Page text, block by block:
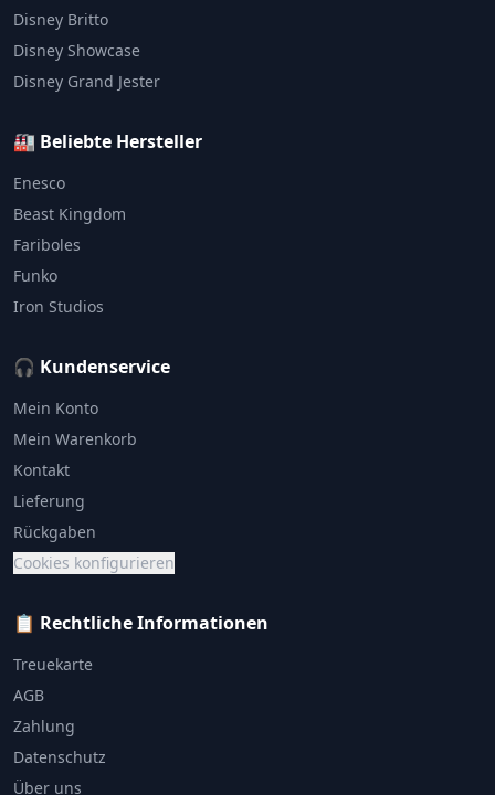
Disney Britto
Disney Showcase
Disney Grand Jester
🏭 Beliebte Hersteller
Enesco
Beast Kingdom
Fariboles
Funko
Iron Studios
🎧 Kundenservice
Mein Konto
Mein Warenkorb
Kontakt
Lieferung
Rückgaben
Cookies konfigurieren
📋 Rechtliche Informationen
Treuekarte
AGB
Zahlung
Datenschutz
Über uns